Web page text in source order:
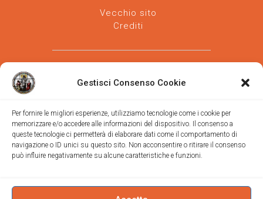
Gestisci Consenso Cookie
Per fornire le migliori esperienze, utilizziamo tecnologie come i cookie per
memorizzare e/o accedere alle informazioni del dispositivo. Il consenso a
queste tecnologie ci permetterà di elaborare dati come il comportamento di
navigazione o ID unici su questo sito. Non acconsentire o ritirare il consenso
può influire negativamente su alcune caratteristiche e funzioni.
Vecchio sito
Crediti
Parrocchia san Vincenzo de' Paoli-Diocesi
di Trieste
via Vittorino da Feltre, 11 (chiesa)
Trieste